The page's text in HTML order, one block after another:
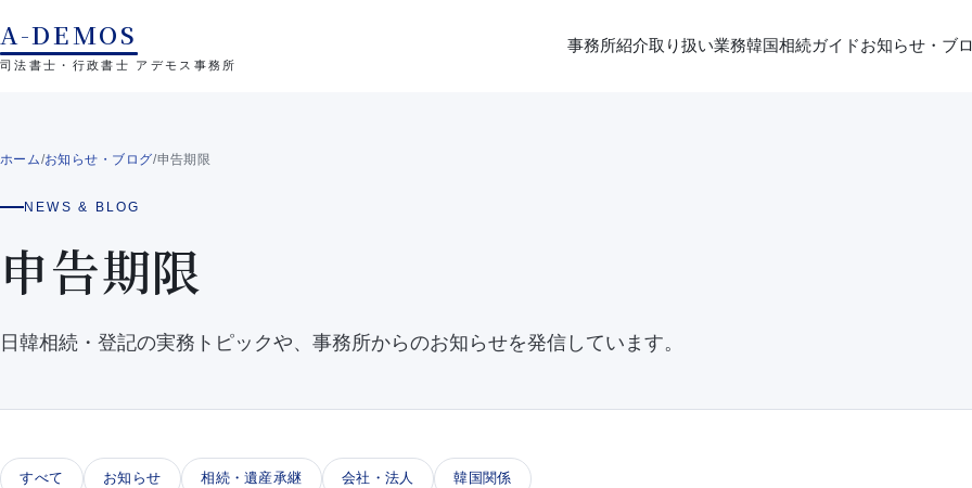
A-DEMOS
司法書士・行政書士 アデモス事務所
事務所紹介取り扱い業務韓国相続ガイドお知らせ・ブ
ホーム/お知らせ・ブログ/申告期限
NEWS & BLOG
申告期限
日韓相続・登記の実務トピックや、事務所からのお知らせを発信しています。
すべて お知らせ 相続・遺産承継 会社・法人 韓国関係